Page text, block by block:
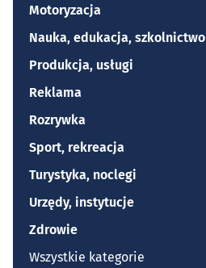
Motoryzacja
Nauka, edukacja, szkolnictwo
Produkcja, usługi
Reklama
Rozrywka
Sport, rekreacja
Turystyka, noclegi
Urzędy, instytucje
Zdrowie
Wszystkie kategorie